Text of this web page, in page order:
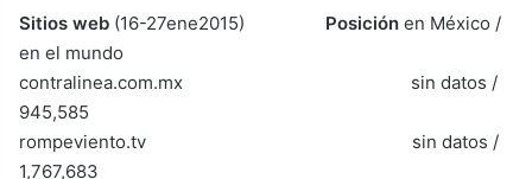
Sitios web (16-27ene2015) Posición en México /
en el mundo
contralinea.com.mx sin datos /
945,585
rompeviento.tv sin datos /
1,767,683